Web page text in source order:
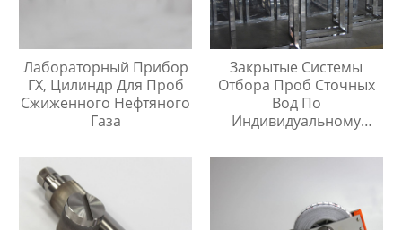
Лабораторный Прибор
ГХ, Цилиндр Для Проб
Сжиженного Нефтяного
Газа
Закрытые Системы
Отбора Проб Сточных
Вод По
Индивидуальному